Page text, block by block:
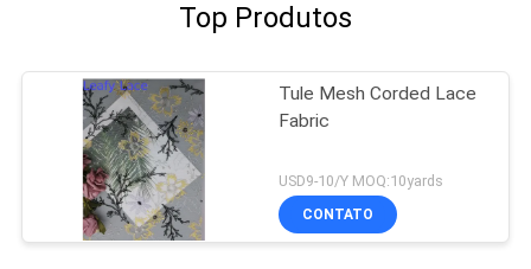
Top Produtos
Tule Mesh Corded Lace
Fabric
USD9-10/Y MOQ:10yards
CONTATO